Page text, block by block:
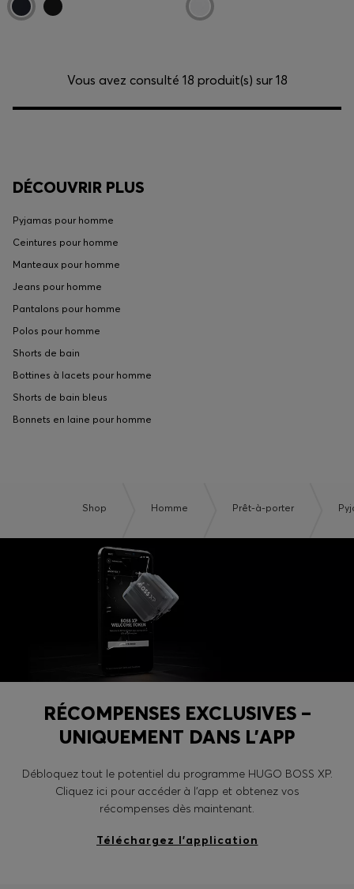
Vous avez consulté 18 produit(s) sur 18
DÉCOUVRIR PLUS
Pyjamas pour homme
Ceintures pour homme
Manteaux pour homme
Jeans pour homme
Pantalons pour homme
Polos pour homme
Shorts de bain
Bottines à lacets pour homme
Shorts de bain bleus
Bonnets en laine pour homme
Shop Homme Prêt-à-porter
RÉCOMPENSES EXCLUSIVES –
UNIQUEMENT DANS L’APP
Débloquez tout le potentiel du programme HUGO BOSS XP.
Cliquez ici pour accéder à l’app et obtenez vos
récompenses dès maintenant.
Téléchargez l’application